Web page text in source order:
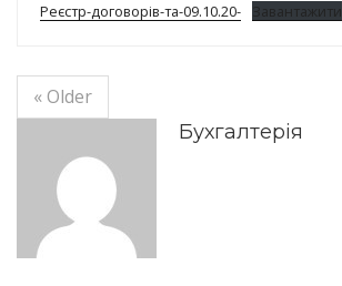
Реєстр-договорів-та-09.10.20- Завантажити
« Older
Бухгалтерія